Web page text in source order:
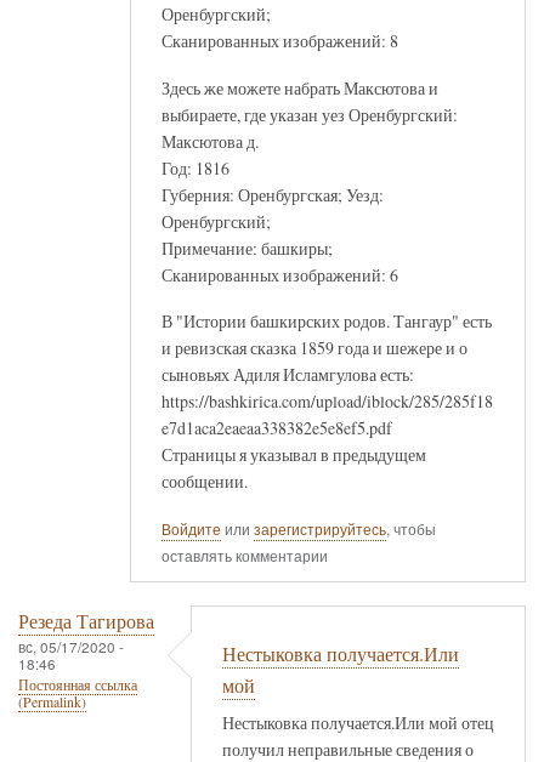
Оренбургский;
Сканированных изображений: 8
Здесь же можете набрать Максютова и
выбираете, где указан уез Оренбургский:
Максютова д.
Год: 1816
Губерния: Оренбургская; Уезд:
Оренбургский;
Примечание: башкиры;
Сканированных изображений: 6
В "Истории башкирских родов. Тангаур" есть
и ревизская сказка 1859 года и шежере и о
сыновьях Адиля Исламгулова есть:
https://bashkirica.com/upload/iblock/285/285f18
e7d1aca2eaeaa338382e5e8ef5.pdf
Страницы я указывал в предыдущем
сообщении.
Войдите или зарегистрируйтесь, чтобы
оставлять комментарии
Резеда Тагирова
вс, 05/17/2020 -
18:46
Постоянная ссылка
(Permalink)
Нестыковка получается.Или
мой
Нестыковка получается.Или мой отец
получил неправильные сведения о